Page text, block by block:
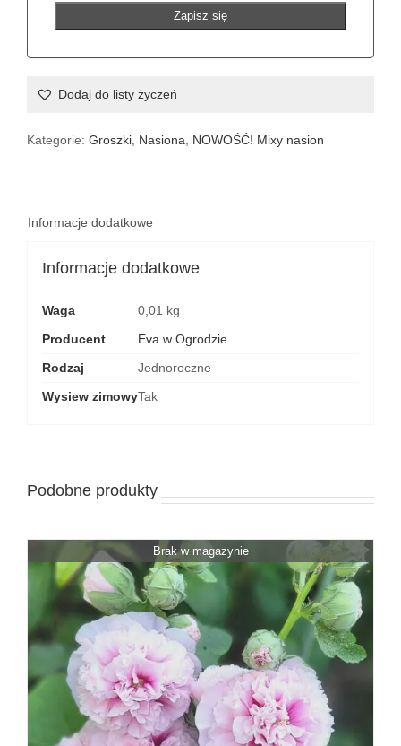
Zapisz się
Dodaj do listy życzeń
Kategorie: Groszki Nasiona NOWOŚĆ! Mixy nasion
Informacje dodatkowe
Informacje dodatkowe
Waga
0,01 kg
Producent
Eva w Ogrodzie
Rodzaj
Jednoroczne
Wysiew zimowyTak
Podobne produkty
Brak w magazynie